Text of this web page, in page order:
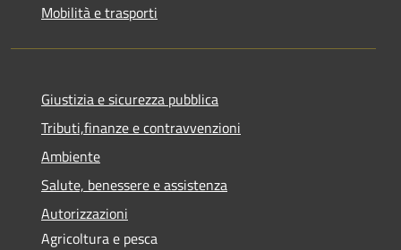
Mobilità e trasporti
Giustizia e sicurezza pubblica
Tributi,finanze e contravvenzioni
Ambiente
Salute, benessere e assistenza
Autorizzazioni
Agricoltura e pesca